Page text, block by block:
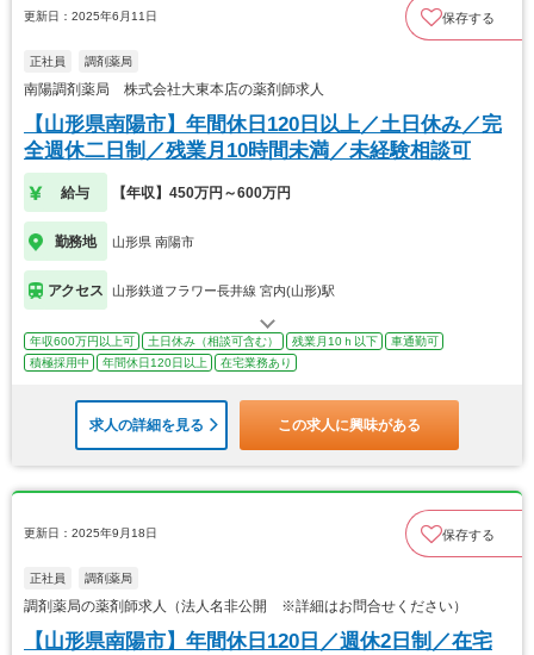
更新日：2025年6月11日 保存する
正社員 調剤薬局
南陽調剤薬局 株式会社大東本店の薬剤師求人
【山形県南陽市】年間休日120日以上／土日休み／完
全週休二日制／残業月10時間未満／未経験相談可
給与 【年収】450万円～600万円
勤務地 山形県 南陽市
アクセス 山形鉄道フラワー長井線 宮内(山形)駅
年収600万円以上可 土日休み（相談可含む） 残業月10ｈ以下
車通勤可
積極採用中
年間休日120日以上 在宅業務あり
求人の詳細を見る この求人に興味がある
更新日：2025年9月18日 保存する
正社員 調剤薬局
調剤薬局の薬剤師求人（法人名非公開 ※詳細はお問合せください）
【山形県南陽市】年間休日120日／週休2日制／在宅